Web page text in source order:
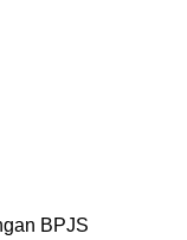
BPJS